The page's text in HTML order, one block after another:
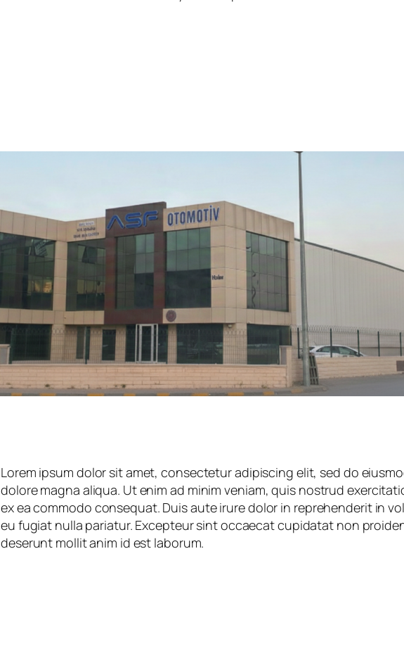
Lorem ipsum dolor sit amet, consectetur adipiscing elit, sed do
dolore magna aliqua. Ut enim ad minim veniam, quis nostrud
ex ea commodo consequat. Duis aute irure dolor in reprehenderit in
eu fugiat nulla pariatur. Excepteur sint occaecat cupidatat non
deserunt mollit anim id est laborum.